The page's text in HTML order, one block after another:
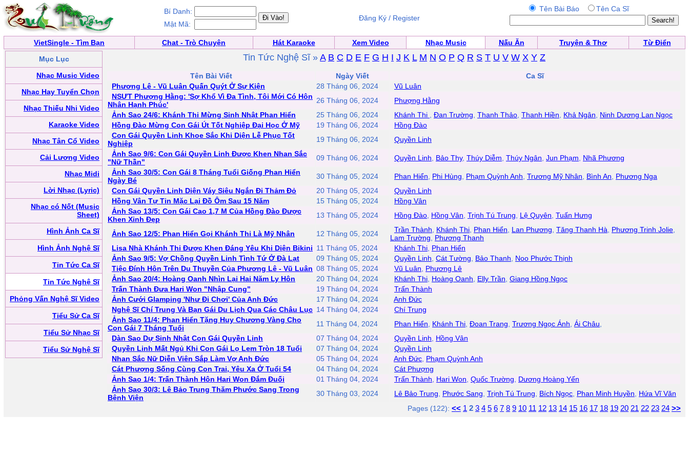
Bí Danh:
Mật Mã:
Đăng Ký / Register
Tên Bài Báo Tên Ca Sĩ
VietSingle - Tìm Bạn Chat - Trò Chuyện Hát Karaoke Xem Video Nhạc Music Nấu Ăn Truyện & Thơ
Từ Điển
Mục Lục
Nhạc Music Video
Nhạc Hay Tuyển Chọn
Nhạc Thiếu Nhi Video
Karaoke Video
Nhạc Tân Cổ Video
Cải Lương Video
Nhạc Midi
Lời Nhạc (Lyric)
Nhạc có Nốt (Music
Sheet)
Hình Ảnh Ca Sĩ
Hình Ảnh Nghệ Sĩ
Tin Tức Ca Sĩ
Tin Tức Nghệ Sĩ
Phỏng Vấn Nghệ Sĩ Video
Tiểu Sử Ca Sĩ
Tiểu Sử Nhạc Sĩ
Tiểu Sử Nghệ Sĩ
Tin Tức Nghệ Sĩ » A B C D E F G H I J K L M N O P Q R S T U V W X Y Z
Tên Bài Viết Ngày Viết
Ca Sĩ
Phương Lê - Vũ Luân Quấn Quýt Ở Sự Kiện
28 Tháng 06, 2024
Vũ Luân
NSƯT Phượng Hằng: 'Sợ Khổ Vì Đa Tình, Tôi Mới Có Hôn
Nhân Hạnh Phúc'
26 Tháng 06, 2024
Phượng Hằng
Ảnh Sao 24/6: Khánh Thi Mừng Sinh Nhật Phan Hiển
25 Tháng 06, 2024 Khánh Thi Đan Trường Thanh Thảo Thanh Hiền Khả Ngân
Ninh Dương Lan Ngọc
Hồng Đào Mừng Con Gái Út Tốt Nghiệp Đại Học Ở Mỹ
19 Tháng 06, 2024
Hồng Đào
Con Gái Quyền Linh Khoe Sắc Khi Diện Lễ Phục Tốt
Nghiệp
19 Tháng 06, 2024
Quyền Linh
Ảnh Sao 9/6: Con Gái Quyền Linh Được Khen Nhan Sắc
"Nữ Thần"
09 Tháng 06, 2024 Quyền Linh Bảo Thy, Thúy Diễm Thúy Ngân Jun Phạm
Nhã Phương
Ảnh Sao 30/5: Con Gái 8 Tháng Tuổi Giống Phan Hiển
Ngày Bé
30 Tháng 05, 2024 Phan Hiển Phi Hùng Phạm Quỳnh Anh Trương Mỹ Nhân Bình An
Phương Nga
Con Gái Quyền Linh Diện Váy Siêu Ngắn Đi Thảm Đỏ
20 Tháng 05, 2024
Quyền Linh
Hồng Vân Tự Tin Mặc Lại Đồ Ôm Sau 15 Năm
15 Tháng 05, 2024
Hồng Vân
Ảnh Sao 13/5: Con Gái Cao 1,7 M Của Hồng Đào Được
Khen Xinh Đẹp
13 Tháng 05, 2024 Hồng Đào Hồng Vân Trịnh Tú Trung Lệ Quyên Tuấn Hưng
Ảnh Sao 12/5: Phan Hiển Gọi Khánh Thi Là Mỹ Nhân 12 Tháng 05, 2024 Trần Thành Khánh Thi Phan Hiển Lan Phương Tăng Thanh Hà Phương Trinh Jolie
Lam Trường
Phương Thanh
Lisa Nhà Khánh Thi Được Khen Đáng Yêu Khi Diện Bikini 11 Tháng 05, 2024 Khánh Thi Phan Hiển
Ảnh Sao 9/5: Vợ Chồng Quyền Linh Tình Tứ Ở Đà Lạt
09 Tháng 05, 2024 Quyền Linh Cát Tường Bảo Thanh
Noo Phước Thịnh
Tiệc Đính Hôn Trên Du Thuyền Của Phương Lê - Vũ Luân 08 Tháng 05, 2024 Vũ Luân
Phương Lê
Ảnh Sao 20/4: Hoàng Oanh Nhìn Lại Hai Năm Ly Hôn
20 Tháng 04, 2024 Khánh Thi Hoàng Oanh Elly Trần Giang Hồng Ngọc
Trấn Thành Đưa Hari Won "Nhập Cung"
19 Tháng 04, 2024
Trấn Thành
Ảnh Cưới Glamping 'Như Đi Chơi' Của Anh Đức
17 Tháng 04, 2024
Anh Đức
Nghệ Sĩ Chí Trung Và Bạn Gái Du Lịch Qua Các Châu Lục 14 Tháng 04, 2024
Chí Trung
Ảnh Sao 11/4: Phan Hiển Tặng Huy Chương Vàng Cho
Con Gái 7 Tháng Tuổi
11 Tháng 04, 2024 Phan Hiển Khánh Thi Đoan Trang Trương Ngọc Ánh Ái Châu
Dàn Sao Dự Sinh Nhật Con Gái Quyền Linh
07 Tháng 04, 2024 Quyền Linh
Hồng Vân
Quyền Linh Mất Ngủ Khi Con Gái Lọ Lem Tròn 18 Tuổi
07 Tháng 04, 2024
Quyền Linh
Nhan Sắc Nữ Diễn Viên Sắp Làm Vợ Anh Đức
05 Tháng 04, 2024 Anh Đức Phạm Quỳnh Anh
Cát Phượng Sống Cùng Con Trai, Yêu Xa Ở Tuổi 54
04 Tháng 04, 2024
Cát Phượng
Ảnh Sao 1/4: Trấn Thành Hôn Hari Won Đắm Đuối
01 Tháng 04, 2024 Trấn Thành Hari Won Quốc Trường
Dương Hoàng Yến
Ảnh Sao 30/3: Lê Bảo Trung Thăm Phước Sang Trong
Bệnh Viện
30 Tháng 03, 2024 Lê Bảo Trung Phước Sang Trịnh Tú Trung Bích Ngọc Phan Minh Huyền
Hứa Vĩ Văn
Pages (122): << 1 2 3 4 5 6 7 8 9 10 11 12 13 14 15 16 17 18 19 20 21 22 23 24 >>